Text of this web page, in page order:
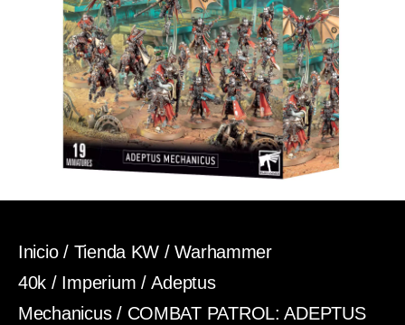
Inicio/ Tienda KW /Warhammer
40k / Imperium /Adeptus
Mechanicus/ COMBAT PATROL: ADEPTUS